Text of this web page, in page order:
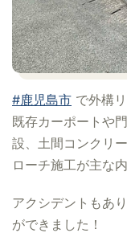
#鹿児島市 で外構
既存カーポートや
設、土間コンクリ
ローチ施工が主な
アクシデントもあ
ができました！